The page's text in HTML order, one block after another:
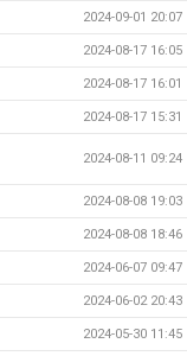
2024-09-01 20:07
2024-08-17 16:05
2024-08-17 16:01
2024-08-17 15:31
2024-08-11 09:24
2024-08-08 19:03
2024-08-08 18:46
2024-06-07 09:47
2024-06-02 20:43
2024-05-30 11:45